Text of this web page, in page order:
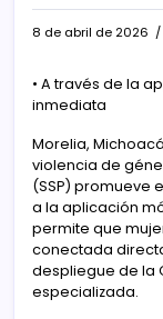
8 de abril de 2026
• A través de la
inmediata
Morelia,
violencia de
(SSP) promueve
a la aplicación
permite que
conectada
despliegue de la
especializada.